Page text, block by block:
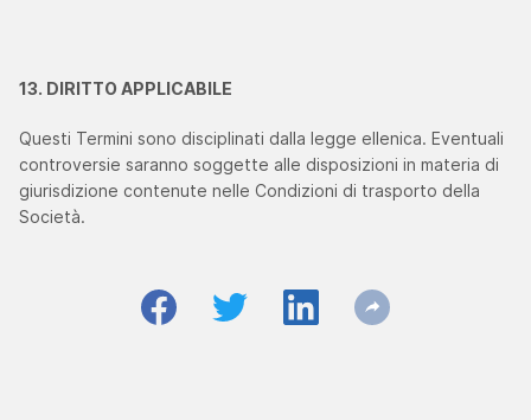
13. DIRITTO APPLICABILE
Questi Termini sono disciplinati dalla legge ellenica. Eventuali
controversie saranno soggette alle disposizioni in materia di
giurisdizione contenute nelle Condizioni di trasporto della
Società.